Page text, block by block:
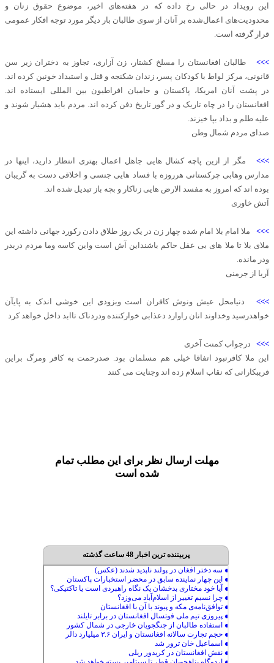
این رویداد در حالی رخ داده که در هفته‌های اخیر، موضوع حقوق زنان و
محدودیت‌های اعمال‌شده بر آنان از سوی طالبان بار دیگر مورد توجه افکار عمومی
قرار گرفته است.
>>> طالبان افغانستان را مسلخ کشتار، زن آزاری، تجاوز به دختران زیر سن
قانونی، مرکز لواط با کودکان پسر، زندان شکنجه و قتل و استبداد خونین کرده اند.
در پشت آنان امریکا، پاکستان و حامیان افراطیون بین المللی ایستاده اند.
افغانستان را در چاه تاریک و در گور تاریخ دفن کرده اند. مردم باید هشیار شوند و
علیه طلم و بداد بپا خیزند.
صدای مردم شمال وطن
>>> مگر از ازین پاچه کشال هایی جاهل اعمال بهتری انتظار دارید، اینها در
مدارس وهابی چرکستانی هرروزه با فساد هایی جنسی و اخلاقی دست به گریبان
بوده اند که امروز به مفسد الارض هایی زناکار و بچه باز تبدیل شده اند.
آتش خاوری
>>> ملا امام بلا امام شده چهار زن در یک روز طلاق دادن رکورد جهانی داشته این
ملای بلا تا ملا های بی عقل حاکم باشنداین آش است واین کاسه وما مردم دربدر
ودر مانده.
آریا از جرمنی
>>> دنیامحل عیش ونوش کافران است وبزودی این خوشی اندک به پایآن
خواهدرسید وخداوند انان راوارد دعذابی خوارکننده ودردناک تاابد داخل خواهد کرد
>>> درجواب کمنت آخری
این ملا کافرنبود اتفاقا خیلی هم مسلمان بود. صدرحمت به کافر ومرگ براین
فریبکارانی که نقاب اسلام زده اند وجنایت می کنند
مهلت ارسال نظر برای این مطلب تمام
شده است
پربیننده ترین اخبار 48 ساعت گذشته